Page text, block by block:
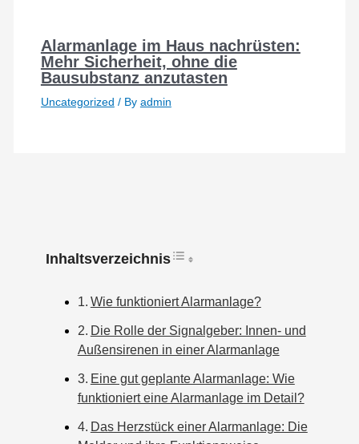
Alarmanlage im Haus nachrüsten:
Mehr Sicherheit, ohne die
Bausubstanz anzutasten
Uncategorized / By admin
InhaltsverzeichnisToggle Table of
Wie funktioniert Alarmanlage?
Die Rolle der Signalgeber: Innen- und
Außensirenen in einer Alarmanlage
Eine gut geplante Alarmanlage: Wie
funktioniert eine Alarmanlage im Detail?
Das Herzstück einer Alarmanlage: Die